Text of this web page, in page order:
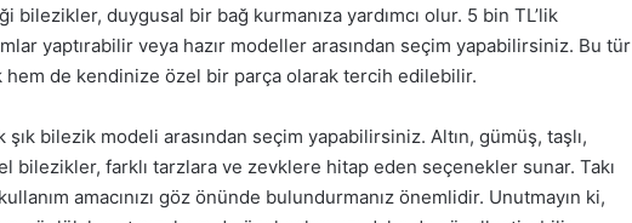
bilezikler, duygusal bir bağ kurmanıza yardımcı olur. 5 bin TL’lik
yaptırabilir veya hazır modeller arasından seçim yapabilirsiniz. Bu tür
de kendinize özel bir parça olarak tercih edilebilir.
bilezik modeli arasından seçim yapabilirsiniz. Altın, gümüş, taşlı,
bilezikler, farklı tarzlara ve zevklere hitap eden seçenekler sunar. Takı
amacınızı göz önünde bulundurmanız önemlidir. Unutmayın ki,